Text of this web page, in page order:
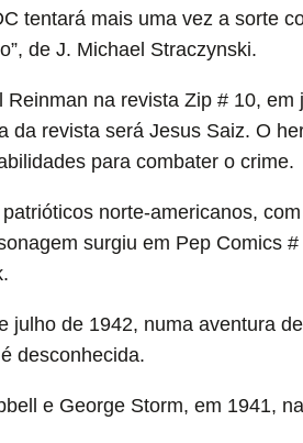
tentará mais uma vez a sorte
de J. Michael Straczynski.
na revista Zip # 10,
da revista será Jesus Saiz. O
para combater o crime.
norte-americanos,
surgiu em Pep Comics
julho de 1942, numa aventura
desconhecida.
e George Storm, em 1941,